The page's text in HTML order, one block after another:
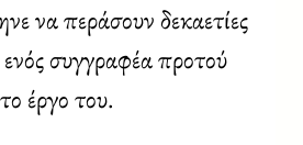
να περάσουν δεκαετίες
συγγραφέα προτού
έργο του.